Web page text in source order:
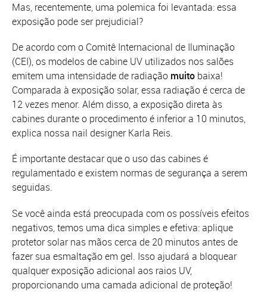
Mas, recentemente, uma polemica foi levantada: essa
exposição pode ser prejudicial?
De acordo com o Comitê Internacional de Iluminação
(CEI), os modelos de cabine UV utilizados nos salões
emitem uma intensidade de radiação muito baixa!
Comparada à exposição solar, essa radiação é cerca de
12 vezes menor. Além disso, a exposição direta às
cabines durante o procedimento é inferior a 10 minutos,
explica nossa nail designer Karla Reis.
É importante destacar que o uso das cabines é
regulamentado e existem normas de segurança a serem
seguidas.
Se você ainda está preocupada com os possíveis efeitos
negativos, temos uma dica simples e efetiva: aplique
protetor solar nas mãos cerca de 20 minutos antes de
fazer sua esmaltação em gel. Isso ajudará a bloquear
qualquer exposição adicional aos raios UV,
proporcionando uma camada adicional de proteção!